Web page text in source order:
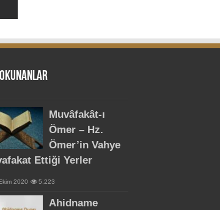
Muvâfakât-ı
Ömer – Hz.
Ömer’in Vahye
Ettiği Yerler
2020 5,223
Ahidname